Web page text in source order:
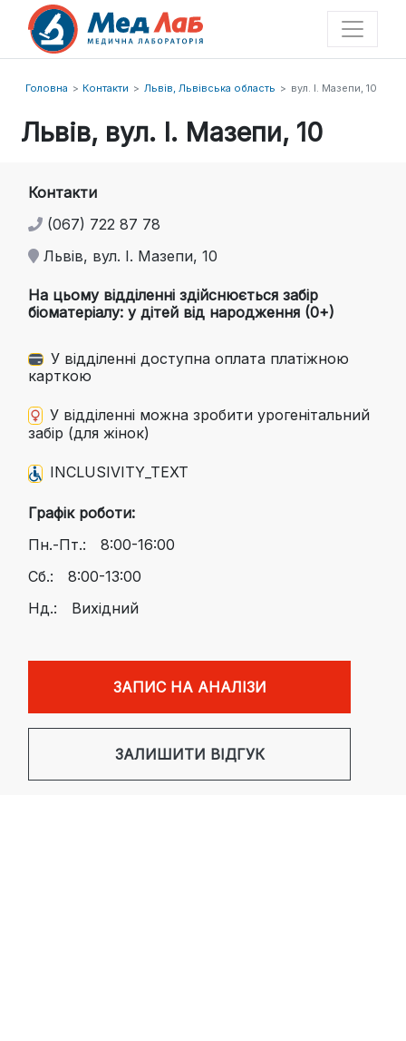
Головна Контакти Львів, Львівська область вул. І. Мазепи, 10
Львів, вул. І. Мазепи, 10
Контакти
(067) 722 87 78
Львів, вул. І. Мазепи, 10
На цьому відділенні здійснюється забір
біоматеріалу: у дітей від народження (0+)
У відділенні доступна оплата платіжною
карткою
У відділенні можна зробити урогенітальний
забір (для жінок)
INCLUSIVITY_TEXT
Графік роботи:
Пн.-Пт.:
8:00-16:00
Сб.:
8:00-13:00
Нд.:
Вихідний
ЗАПИС НА АНАЛІЗИ
ЗАЛИШИТИ ВІДГУК